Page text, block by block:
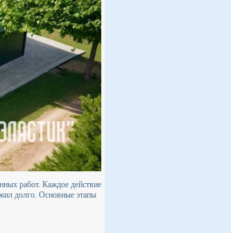
работ. Каждое действие
долго. Основные этапы